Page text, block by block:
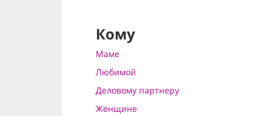
Кому
Маме
Любимой
Деловому партнеру
Женщине